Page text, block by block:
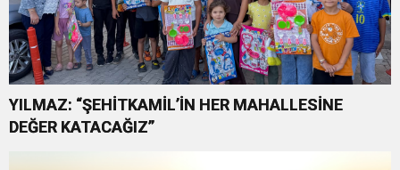
YILMAZ: “ŞEHİTKAMİL’İN HER MAHALLESİNE
DEĞER KATACAĞIZ”